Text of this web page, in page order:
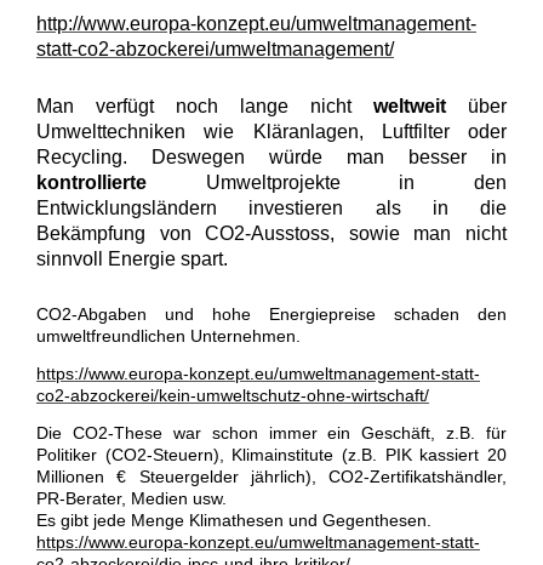
http://www.europa-konzept.eu/umweltmanagement-
statt-co2-abzockerei/umweltmanagement/
Man verfügt noch lange nicht weltweit über
Umwelttechniken wie Kläranlagen, Luftfilter oder
Recycling. Deswegen würde man besser in
kontrollierte Umweltprojekte in den
Entwicklungsländern investieren als in die
Bekämpfung von CO2-Ausstoss, sowie man nicht
sinnvoll Energie spart.
CO2-Abgaben und hohe Energiepreise schaden den
umweltfreundlichen Unternehmen.
https://www.europa-konzept.eu/umweltmanagement-statt-
co2-abzockerei/kein-umweltschutz-ohne-wirtschaft/
Die CO2-These war schon immer ein Geschäft, z.B. für
Politiker (CO2-Steuern), Klimainstitute (z.B. PIK kassiert 20
Millionen € Steuergelder jährlich), CO2-Zertifikatshändler,
PR-Berater, Medien usw.
Es gibt jede Menge Klimathesen und Gegenthesen.
https://www.europa-konzept.eu/umweltmanagement-statt-